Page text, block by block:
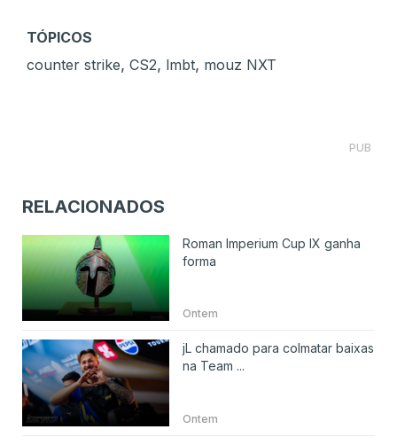
TÓPICOS
counter strike, CS2, lmbt, mouz NXT
PUB
RELACIONADOS
Roman Imperium Cup IX ganha
forma
Ontem
jL chamado para colmatar baixas
na Team ...
Ontem